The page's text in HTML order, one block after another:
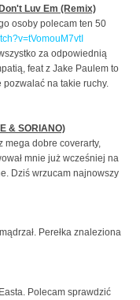
Luv Em (Remix)
osoby polecam ten 50
za odpowiednią
feat z Jake Paulem to
pozwalać na takie ruchy.
& SORIANO)
mega dobre coverarty,
mnie już wcześniej na
Dziś wrzucam najnowszy
Perełka znaleziona
Polecam sprawdzić